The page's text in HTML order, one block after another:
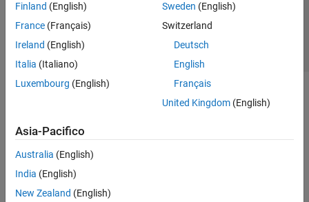
Finland (English)
France (Français)
Ireland (English)
Italia (Italiano)
Luxembourg (English)
Sweden (English)
Switzerland
Deutsch
English
Français
United Kingdom(English)
Asia-Pacifico
Australia (English)
India (English)
New Zealand (English)